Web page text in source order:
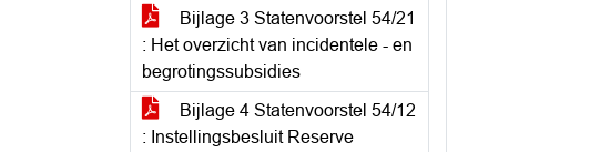
Bijlage 3 Statenvoorstel 54/21
: Het overzicht van incidentele - en
begrotingssubsidies
Bijlage 4 Statenvoorstel 54/12
: Instellingsbesluit Reserve